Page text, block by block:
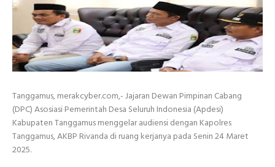
Tanggamus, merakcyber.com,- Jajaran Dewan Pimpinan Cabang
(DPC) Asosiasi Pemerintah Desa Seluruh Indonesia (Apdesi)
Kabupaten Tanggamus menggelar audiensi dengan Kapolres
Tanggamus, AKBP Rivanda di ruang kerjanya pada Senin 24 Maret
2025.